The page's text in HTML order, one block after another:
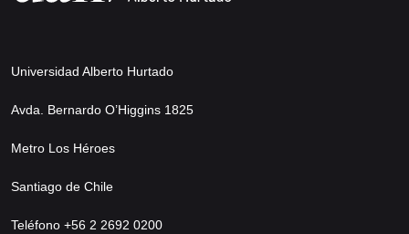
Universidad Alberto Hurtado
Avda. Bernardo O’Higgins 1825
Metro Los Héroes
Santiago de Chile
Teléfono +56 2 2692 0200